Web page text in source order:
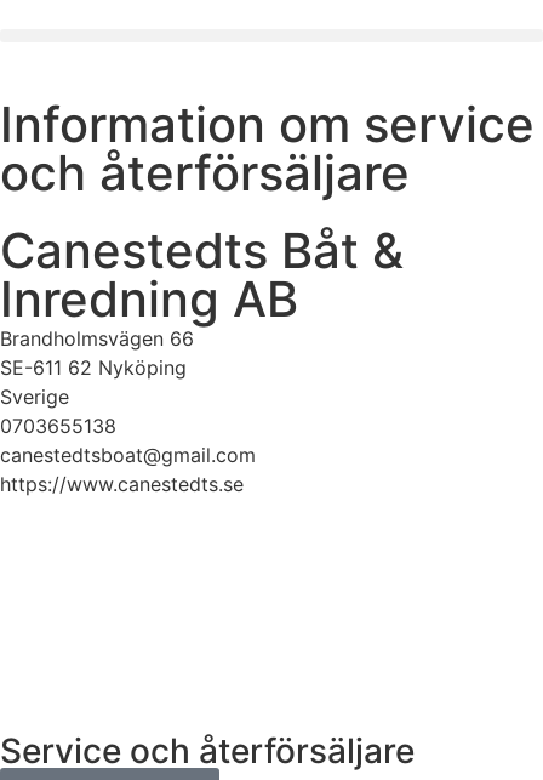
Information om service
och återförsäljare
Canestedts Båt &
Inredning AB
Brandholmsvägen 66
SE-611 62 Nyköping
Sverige
0703655138
canestedtsboat@gmail.com
https://www.canestedts.se
Service och återförsäljare